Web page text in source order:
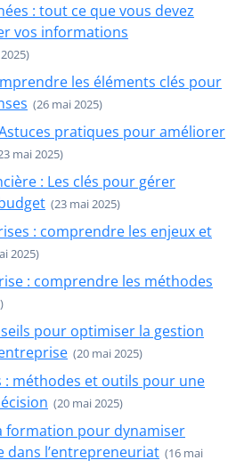
: tout ce que vous devez
vos informations
les éléments clés pour
(26 mai 2025)
pratiques pour améliorer
mai 2025)
: Les clés pour gérer
(23 mai 2025)
: comprendre les enjeux et
2025)
: comprendre les méthodes
pour optimiser la gestion
(20 mai 2025)
: méthodes et outils pour une
(20 mai 2025)
formation pour dynamiser
dans l’entrepreneuriat (16 mai